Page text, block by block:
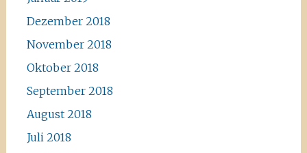
Dezember 2018
November 2018
Oktober 2018
September 2018
August 2018
Juli 2018